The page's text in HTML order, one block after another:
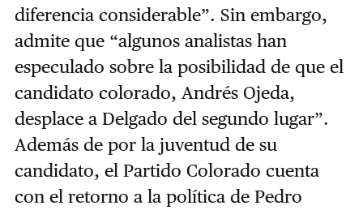
diferencia considerable”. Sin embargo,
admite que “algunos analistas han
especulado sobre la posibilidad de que el
candidato colorado, Andrés Ojeda,
desplace a Delgado del segundo lugar”.
Además de por la juventud de su
candidato, el Partido Colorado cuenta
con el retorno a la política de Pedro